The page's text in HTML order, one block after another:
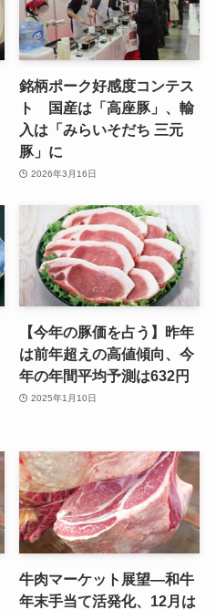
銘柄ポーク好感度コンテス
ト 国産は「高座豚」、輸
入は「みらいそだち 三元
豚」に
2026年3月16日
【今年の豚価を占う】昨年
は前年超えの高値傾向、今
年の年間平均予測は632円
2025年1月10日
牛肉マーケット展望—和牛
年末手当て活発化、12月は